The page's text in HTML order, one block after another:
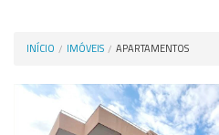
INÍCIO IMÓVEIS APARTAMENTOS